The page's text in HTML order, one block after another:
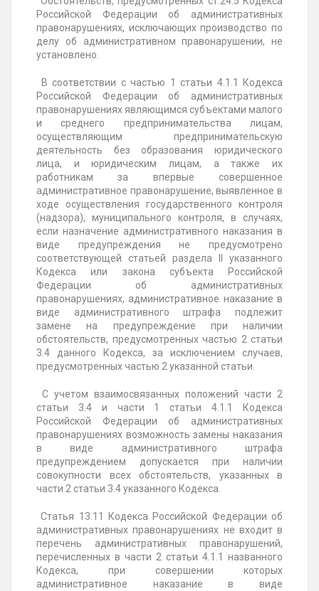
Российской Федерации об административных
правонарушениях, исключающих производство по
делу об административном правонарушении, не
установлено.
В соответствии с частью 1 статьи 4.1.1 Кодекса
Российской Федерации об административных
правонарушениях являющимся субъектами малого
и среднего предпринимательства лицам,
осуществляющим предпринимательскую
деятельность без образования юридического
лица, и юридическим лицам, а также их
работникам за впервые совершенное
административное правонарушение, выявленное в
ходе осуществления государственного контроля
(надзора), муниципального контроля, в случаях,
если назначение административного наказания в
виде предупреждения не предусмотрено
соответствующей статьей раздела II указанного
Кодекса или закона субъекта Российской
Федерации об административных
правонарушениях, административное наказание в
виде административного штрафа подлежит
замене на предупреждение при наличии
обстоятельств, предусмотренных частью 2 статьи
3.4 данного Кодекса, за исключением случаев,
предусмотренных частью 2 указанной статьи.
С учетом взаимосвязанных положений части 2
статьи 3.4 и части 1 статьи 4.1.1 Кодекса
Российской Федерации об административных
правонарушениях возможность замены наказания
в виде административного штрафа
предупреждением допускается при наличии
совокупности всех обстоятельств, указанных в
части 2 статьи 3.4 указанного Кодекса.
Статья 13.11 Кодекса Российской Федерации об
административных правонарушениях не входит в
перечень административных правонарушений,
перечисленных в части 2 статьи 4.1.1 названного
Кодекса, при совершении которых
административное наказание в виде